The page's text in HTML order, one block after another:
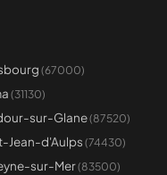
(67000)
(31130)
sur-Glane(87520)
Jean-d'Aulps (74430)
sur-Mer(83500)